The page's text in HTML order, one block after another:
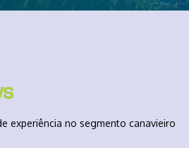
experiência no segmento canavieiro